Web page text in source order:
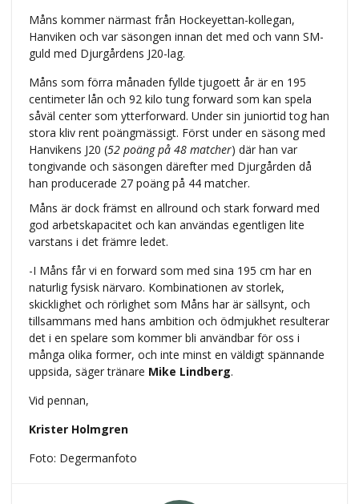
Måns kommer närmast från Hockeyettan-kollegan,
Hanviken och var säsongen innan det med och vann SM-
guld med Djurgårdens J20-lag.
Måns som förra månaden fyllde tjugoett år är en 195
centimeter lån och 92 kilo tung forward som kan spela
såväl center som ytterforward. Under sin juniortid tog han
stora kliv rent poängmässigt. Först under en säsong med
Hanvikens J20 (52 poäng på 48 matcher) där han var
tongivande och säsongen därefter med Djurgården då
han producerade 27 poäng på 44 matcher.
Måns är dock främst en allround och stark forward med
god arbetskapacitet och kan användas egentligen lite
varstans i det främre ledet.
-I Måns får vi en forward som med sina 195 cm har en
naturlig fysisk närvaro. Kombinationen av storlek,
skicklighet och rörlighet som Måns har är sällsynt, och
tillsammans med hans ambition och ödmjukhet resulterar
det i en spelare som kommer bli användbar för oss i
många olika former, och inte minst en väldigt spännande
uppsida, säger tränare Mike Lindberg.
Vid pennan,
Krister Holmgren
Foto: Degermanfoto